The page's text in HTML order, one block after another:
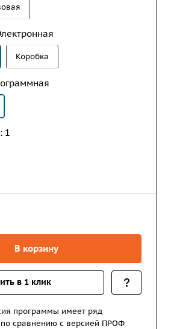
Коробка
1
В корзину
в 1 клик
программы имеет ряд
по сравнению с версией ПРОФ